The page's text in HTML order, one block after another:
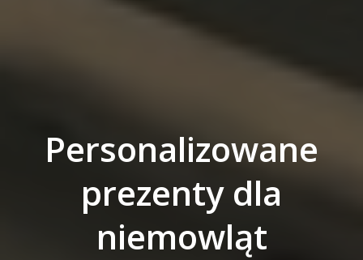
Personalizowane
prezenty dla
niemowląt